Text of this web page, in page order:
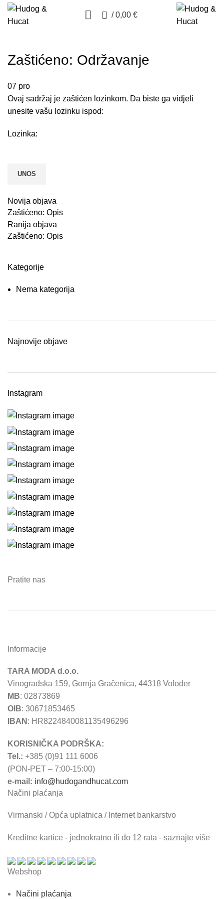
/ 0,00 €
Zaštićeno: Održavanje
07 pro
Ovaj sadržaj je zaštićen lozinkom. Da biste ga vidjeli
unesite vašu lozinku ispod:
Lozinka:
Novija objava
Zaštićeno: Opis
Ranija objava
Zaštićeno: Opis
Kategorije
Nema kategorija
Najnovije objave
Instagram
Pratite nas
Informacije
TARA MODA d.o.o.
Vinogradska 159, Gornja Gračenica, 44318 Voloder
MB: 02873869
OIB: 30671853465
IBAN : HR8224840081135496296
KORISNIČKA PODRŠKA:
Tel.: +385 (0)91 111 6006
(PON-PET – 7:00-15:00)
e-mail: info@hudogandhucat.com
Načini plaćanja
Virmanski / Opća uplatnica / Internet bankarstvo
Kreditne kartice - jednokratno ili do 12 rata - saznajte više
Webshop
Načini plaćanja